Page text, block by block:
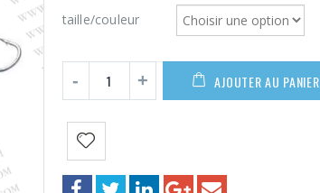
à
59,90€
taille/couleur
AJOUTER AU PANIER